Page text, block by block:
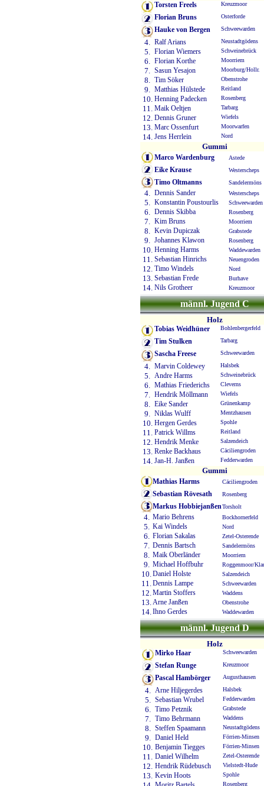
Torsten Freels Kreuzmoor
Florian Bruns Osterforde
Hauke von Bergen Schweewarden
4. Ralf Arians Neustadtgödens
5. Florian Wiemers Schweinebrück
6. Florian Korthe Moorriem
7. Sasun Yesajon Moorburg/Hollr.
8. Tim Söker Obenstrohe
9. Matthias Hülstede Reitland
10. Henning Padecken Rosenberg
11. Maik Oeltjen Tarbarg
12. Dennis Gruner Wiefels
13. Marc Ossenfurt Moorwarfen
14. Jens Herrlein Nord
Gummi
Marco Wardenburg Astede
Eike Krause Westerscheps
Timo Oltmanns Sandelermöns
4. Dennis Sander Westerscheps
5. Konstantin Poustourlis Schweewarden
6. Dennis Skibba Rosenberg
7. Kim Bruns Moorriem
8. Kevin Dupiczak Grabstede
9. Johannes Klawon Rosenberg
10. Henning Harms Waddewarden
11. Sebastian Hinrichs Neuengroden
12. Timo Windels Nord
13. Sebastian Frede Burhave
14. Nils Grotheer Kreuzmoor
männl. Jugend C
Holz
Tobias Weidhüner Bohlenbergerfeld
Tim Stulken Tarbarg
Sascha Freese Schweewarden
4. Marvin Coldewey Halsbek
5. Andre Harms Schweinebrück
6. Mathias Friederichs Cleverns
7. Hendrik Möllmann Wiefels
8. Eike Sander Grünenkamp
9. Niklas Wulff Mentzhausen
10. Hergen Gerdes Spohle
11. Patrick Willms Reitland
12. Hendrik Menke Salzendeich
13. Renke Backhaus Cäciliengroden
14. Jan-H. Janßen Fedderwarden
Gummi
Mathias Harms Cäciliengroden
Sebastian Rövesath Rosenberg
Markus HobbiejanßenTorsholt
4. Mario Behrens Bockhornerfeld
5. Kai Windels Nord
6. Florian Sakalas Zetel-Osterende
7. Dennis Bartsch Sandelermöns
8. Maik Oberländer Moorriem
9. Michael Hoffbuhr Roggenmoor/
10.Daniel Holste Salzendeich
11.Dennis Lampe Schweewarden
12.Martin Stoffers Waddens
13.Arne Janßen Obenstrohe
14.Ihno Gerdes Waddewarden
männl. Jugend D
Holz
Mirko Haar Schweewarden
Stefan Runge Kreuzmoor
Pascal Hambörger Augusthausen
4. Arne Hiljegerdes Halsbek
5. Sebastian Wrubel Fedderwarden
6. Timo Petznik Grabstede
7. Timo Behrmann Waddens
8. Steffen Spaamann Neustadtgödens
9. Daniel Held Förrien-Minsen
10. Benjamin Tiegges Förrien-Minsen
11. Daniel Wilhelm Zetel-Osterende
12. Hendrik Rüdebusch Vielstedt-Hude
13. Kevin Hoots Spohle
Rosenberg